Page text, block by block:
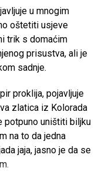
prvenstvo,
ovu zemlju”
grešku u kuhinji
shvaćenu kulturu,
i “nečistog”.
i živopisnu
kroz pjesmu, ples i
visok status u
u provinciji
u tri doline:
u mnogim
oštetiti usjeve
trik s domaćim
prisustva, ali je
sadnje.
proklija, pojavljuje
zlatica iz Kolorada
potpuno uništiti biljku
na to da jedna
jaja, jasno je da se